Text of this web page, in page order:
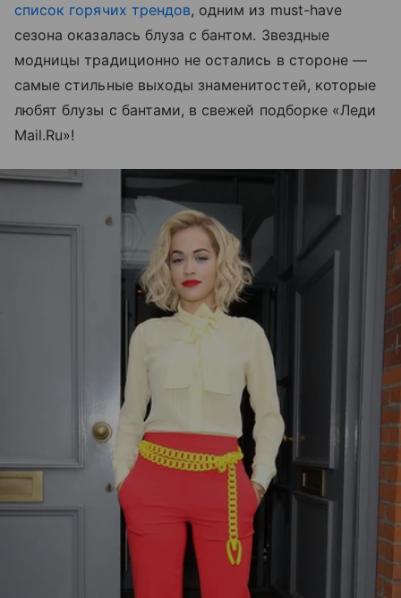
список горячих трендов, одним из must-have
сезона оказалась блуза с бантом. Звездные
модницы традиционно не остались в стороне —
самые стильные выходы знаменитостей, которые
любят блузы с бантами, в свежей подборке «Леди
Mail.Ru»!